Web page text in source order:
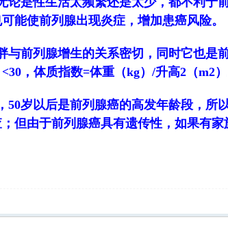
能使前列腺出现炎症，增加患癌风险。
与前列腺增生的关系密切，同时它也是
，体质指数=体重（kg）/升高2（m2）
50岁以后是前列腺癌的高发年龄段，所
但由于前列腺癌具有遗传性，如果有